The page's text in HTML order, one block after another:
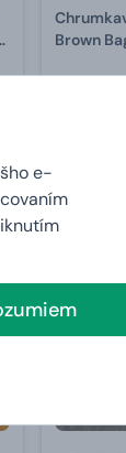
e-
Brown